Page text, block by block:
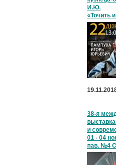
И.Ю.
«Точить
38-я
и
01 - 04
пав. №4